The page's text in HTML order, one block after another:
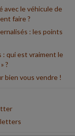
avec le véhicule de
faire ?
: les points
: qui est vraiment le
?
bien vous vendre !